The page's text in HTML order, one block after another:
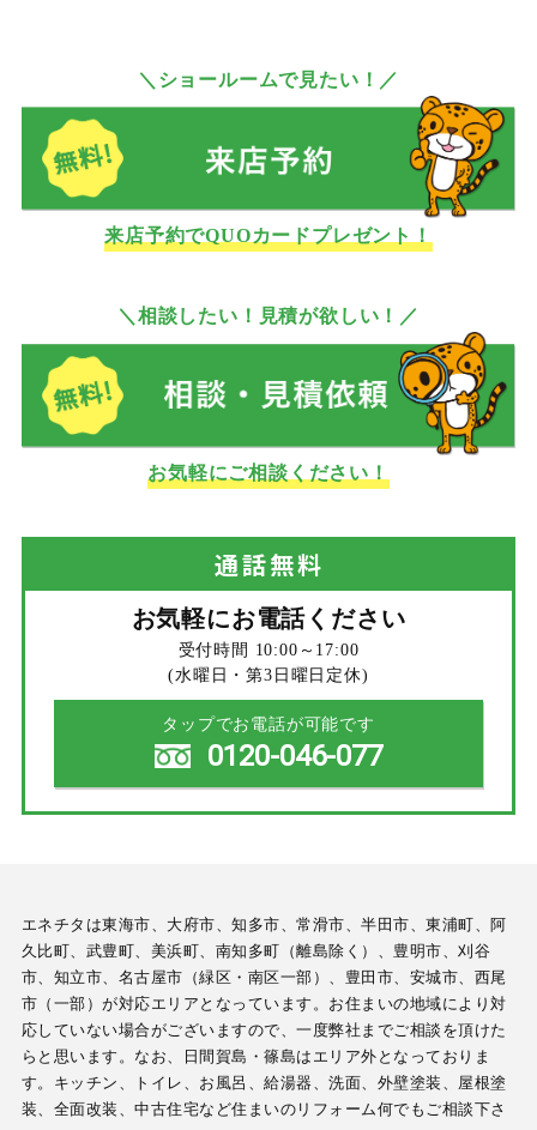
＼ショールームで見たい！／
来店予約でQUOカードプレゼント！
＼相談したい！見積が欲しい！／
お気軽にご相談ください！
通話無料
お気軽にお電話ください
受付時間 10:00～17:00
(水曜日・第3日曜日定休)
タップでお電話が可能です
0120-046-077
エネチタは東海市、大府市、知多市、常滑市、半田市、東浦町、阿
久比町、武豊町、美浜町、南知多町（離島除く）、豊明市、刈谷
市、知立市、名古屋市（緑区・南区一部）、豊田市、安城市、西尾
市（一部）が対応エリアとなっています。お住まいの地域により対
応していない場合がございますので、一度弊社までご相談を頂けた
らと思います。なお、日間賀島・篠島はエリア外となっておりま
す。キッチン、トイレ、お風呂、給湯器、洗面、外壁塗装、屋根塗
装、全面改装、中古住宅など住まいのリフォーム何でもご相談下さ